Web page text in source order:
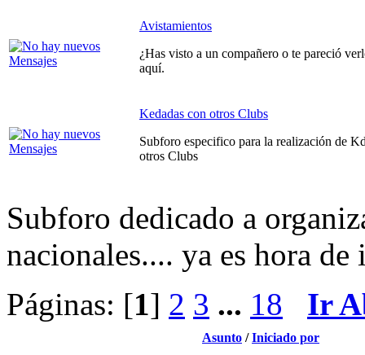
Avistamientos
¿Has visto a un compañero o te pareció
aquí.
Kedadas con otros Clubs
Subforo especifico para la realización de
otros Clubs
Subforo dedicado a
nacionales.... ya es hora
Páginas: [1] 2 3 ... 18 Ir
Asunto /Iniciado por